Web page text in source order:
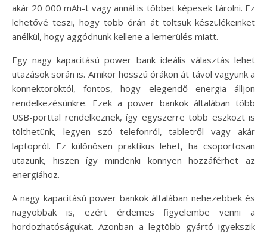
akár 20 000 mAh-t vagy annál is többet képesek tárolni. Ez
lehetővé teszi, hogy több órán át töltsük készülékeinket
anélkül, hogy aggódnunk kellene a lemerülés miatt.
Egy nagy kapacitású power bank ideális választás lehet
utazások során is. Amikor hosszú órákon át távol vagyunk a
konnektoroktól, fontos, hogy elegendő energia álljon
rendelkezésünkre. Ezek a power bankok általában több
USB-porttal rendelkeznek, így egyszerre több eszközt is
tölthetünk, legyen szó telefonról, tabletről vagy akár
laptopról. Ez különösen praktikus lehet, ha csoportosan
utazunk, hiszen így mindenki könnyen hozzáférhet az
energiához.
A nagy kapacitású power bankok általában nehezebbek és
nagyobbak is, ezért érdemes figyelembe venni a
hordozhatóságukat. Azonban a legtöbb gyártó igyekszik